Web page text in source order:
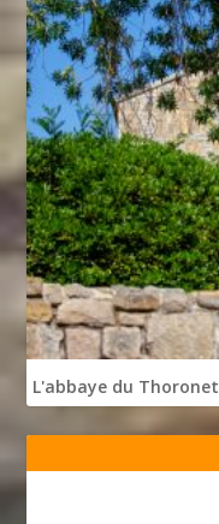
L'abbaye du Thoronet